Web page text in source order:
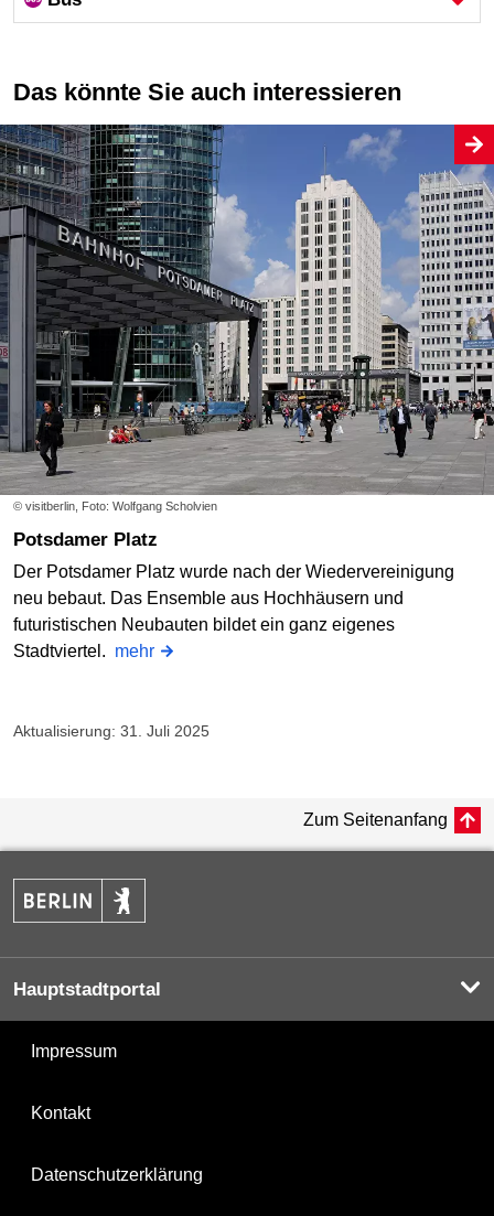
Das könnte Sie auch interessieren
© visitberlin, Foto: Wolfgang Scholvien
Potsdamer Platz
Der Potsdamer Platz wurde nach der Wiedervereinigung
neu bebaut. Das Ensemble aus Hochhäusern und
futuristischen Neubauten bildet ein ganz eigenes
Stadtviertel. mehr
Aktualisierung: 31. Juli 2025
Zum Seitenanfang
Hauptstadtportal
Impressum
Kontakt
Datenschutzerklärung